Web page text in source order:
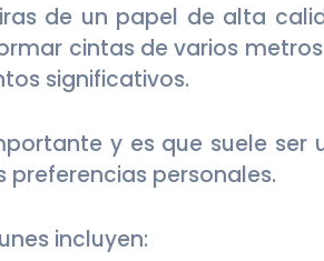
de un papel de alta
cintas de varios
significativos.
y es que suele ser
preferencias personales.
incluyen: